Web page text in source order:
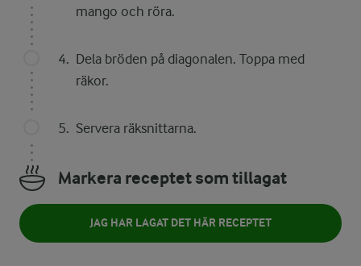
mango och röra.
Dela bröden på diagonalen. Toppa med
räkor.
Servera räksnittarna.
Markera receptet som tillagat
JAG HAR LAGAT DET HÄR RECEPTET